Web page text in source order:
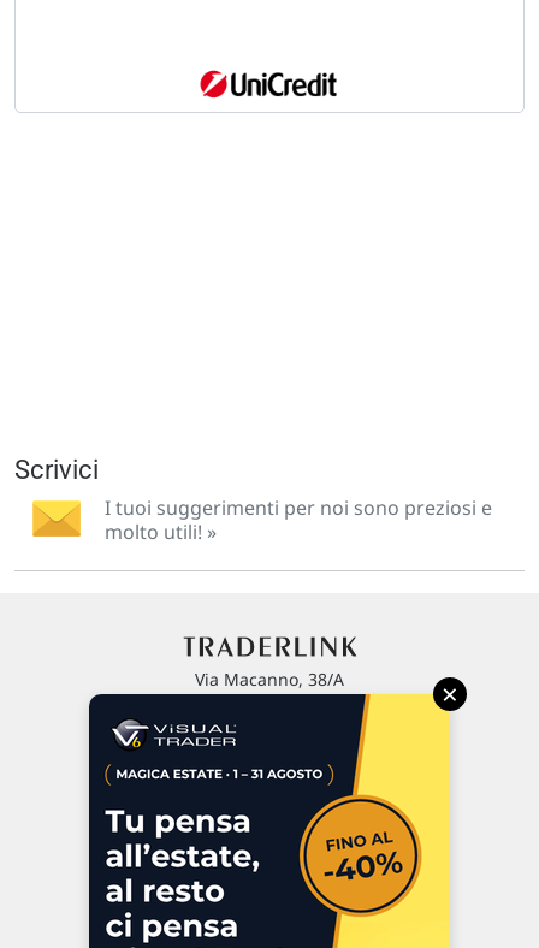
Scrivici
I tuoi suggerimenti per noi sono preziosi e
molto utili! »
Via Macanno, 38/A
P.IVA 02 452 460 401
Commenti e segnalazioni
Contattaci
×